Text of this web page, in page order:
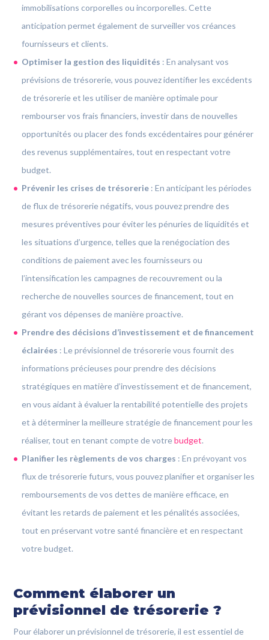
immobilisations corporelles ou incorporelles. Cette
anticipation permet également de surveiller vos créances
fournisseurs et clients.
Optimiser la gestion des liquidités : En analysant vos
prévisions de trésorerie, vous pouvez identifier les excédents
de trésorerie et les utiliser de manière optimale pour
rembourser vos frais financiers, investir dans de nouvelles
opportunités ou placer des fonds excédentaires pour générer
des revenus supplémentaires, tout en respectant votre
budget.
Prévenir les crises de trésorerie : En anticipant les périodes
de flux de trésorerie négatifs, vous pouvez prendre des
mesures préventives pour éviter les pénuries de liquidités et
les situations d’urgence, telles que la renégociation des
conditions de paiement avec les fournisseurs ou
l’intensification les campagnes de recouvrement ou la
recherche de nouvelles sources de financement, tout en
gérant vos dépenses de manière proactive.
Prendre des décisions d’investissement et de financement
éclairées : Le prévisionnel de trésorerie vous fournit des
informations précieuses pour prendre des décisions
stratégiques en matière d’investissement et de financement,
en vous aidant à évaluer la rentabilité potentielle des projets
et à déterminer la meilleure stratégie de financement pour les
réaliser, tout en tenant compte de votrebudget.
Planifier les règlements de vos charges : En prévoyant vos
flux de trésorerie futurs, vous pouvez planifier et organiser les
remboursements de vos dettes de manière efficace, en
évitant les retards de paiement et les pénalités associées,
tout en préservant votre santé financière et en respectant
votre budget.
Comment élaborer un
prévisionnel de trésorerie ?
Pour élaborer un prévisionnel de trésorerie, il est essentiel de